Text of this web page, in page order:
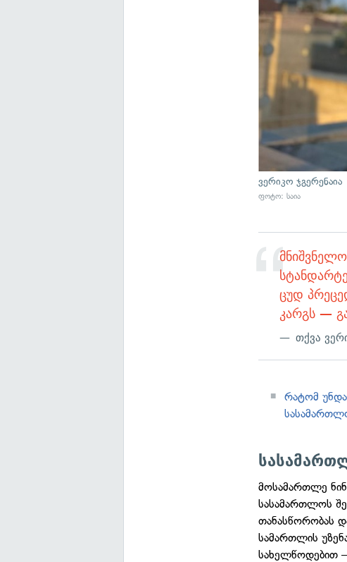
ვერიკო ჯგერენაია
ფოტო: საია
ცუდ
კარგს —
თქვა
რატომ
მოსამართლე
სასამართლოს
თანასწორობას
სამართლის
სახელწოდებით